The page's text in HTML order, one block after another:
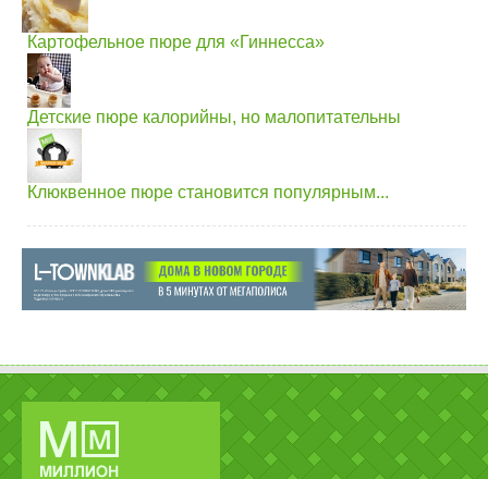
Картофельное пюре для «Гиннесса»
Детские пюре калорийны, но малопитательны
Клюквенное пюре становится популярным...